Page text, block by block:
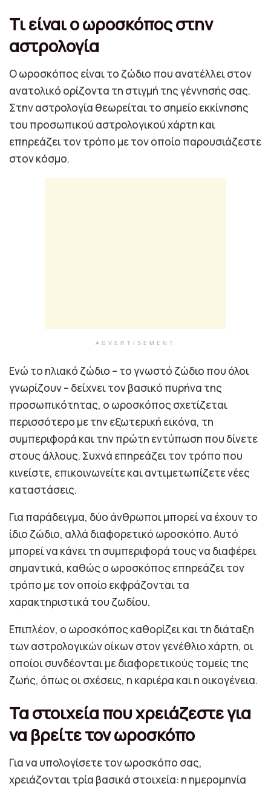
Τι είναι ο ωροσκόπος στην
αστρολογία
Ο ωροσκόπος είναι το ζώδιο που ανατέλλει στον
ανατολικό ορίζοντα τη στιγμή της γέννησής σας.
Στην αστρολογία θεωρείται το σημείο εκκίνησης
του προσωπικού αστρολογικού χάρτη και
επηρεάζει τον τρόπο με τον οποίο παρουσιάζεστε
στον κόσμο.
ADVERTISEMENT
Ενώ το ηλιακό ζώδιο – το γνωστό ζώδιο που όλοι
γνωρίζουν – δείχνει τον βασικό πυρήνα της
προσωπικότητας, ο ωροσκόπος σχετίζεται
περισσότερο με την εξωτερική εικόνα, τη
συμπεριφορά και την πρώτη εντύπωση που δίνετε
στους άλλους. Συχνά επηρεάζει τον τρόπο που
κινείστε, επικοινωνείτε και αντιμετωπίζετε νέες
καταστάσεις.
Για παράδειγμα, δύο άνθρωποι μπορεί να έχουν το
ίδιο ζώδιο, αλλά διαφορετικό ωροσκόπο. Αυτό
μπορεί να κάνει τη συμπεριφορά τους να διαφέρει
σημαντικά, καθώς ο ωροσκόπος επηρεάζει τον
τρόπο με τον οποίο εκφράζονται τα
χαρακτηριστικά του ζωδίου.
Επιπλέον, ο ωροσκόπος καθορίζει και τη διάταξη
των αστρολογικών οίκων στον γενέθλιο χάρτη, οι
οποίοι συνδέονται με διαφορετικούς τομείς της
ζωής, όπως οι σχέσεις, η καριέρα και η οικογένεια.
Τα στοιχεία που χρειάζεστε για
να βρείτε τον ωροσκόπο
Για να υπολογίσετε τον ωροσκόπο σας,
χρειάζονται τρία βασικά στοιχεία: η ημερομηνία